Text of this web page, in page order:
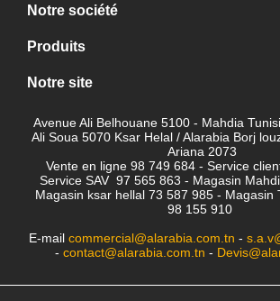
Notre société
Produits
Notre site
Avenue Ali Belhouane 5100 - Mahdia
Ali Soua 5070 Ksar Helal / Alarabia Borj
Ariana 2073
Vente en ligne 98 749 684 - Service
Service SAV 97 565 863 - Magasin
Magasin ksar hellal 73 587 985 - Magasin
98 155 910
E-mail commercial@alarabia.com.tn -
- contact@alarabia.com.tn -